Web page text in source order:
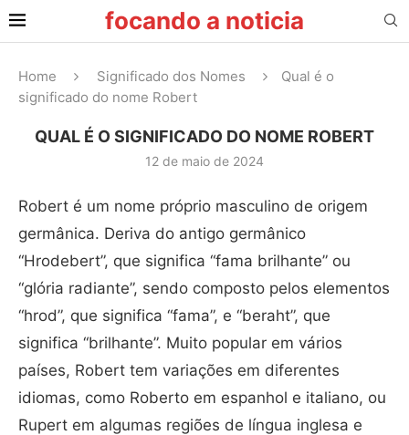
focando a noticia
Home Significado dos Nomes
Qual é o
significado do nome Robert
QUAL É O SIGNIFICADO DO NOME ROBERT
12 de maio de 2024
Robert é um nome próprio masculino de origem
germânica. Deriva do antigo germânico
“Hrodebert”, que significa “fama brilhante” ou
“glória radiante”, sendo composto pelos elementos
“hrod”, que significa “fama”, e “beraht”, que
significa “brilhante”. Muito popular em vários
países, Robert tem variações em diferentes
idiomas, como Roberto em espanhol e italiano, ou
Rupert em algumas regiões de língua inglesa e